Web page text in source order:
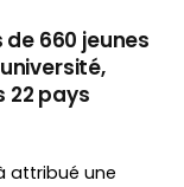
660 jeunes
pays
attribué une